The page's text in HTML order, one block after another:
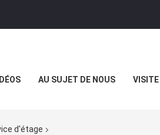
AU SUJET DE NOUS
d'étage